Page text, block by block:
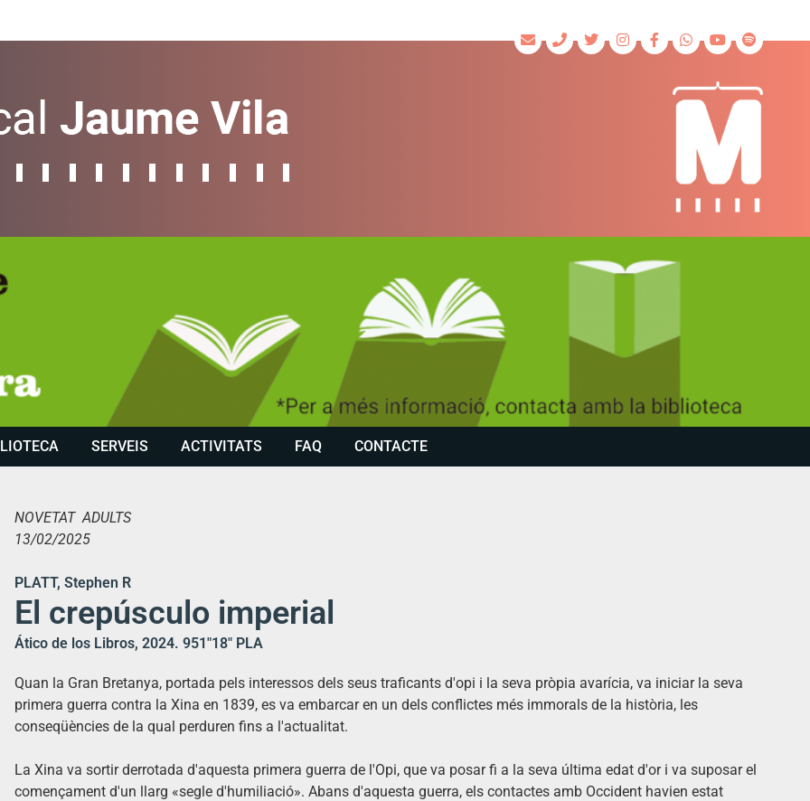
SERVEIS ACTIVITATS FAQ CONTACTE
NOVETAT ADULTS
13/02/2025
PLATT, Stephen R
El crepúsculo imperial
Ático de los Libros, 2024. 951″18″ PLA
Quan la Gran Bretanya, portada pels interessos dels seus traficants d'opi i la seva pròpia avarícia, va iniciar la seva
primera guerra contra la Xina en 1839, es va embarcar en un dels conflictes més immorals de la història, les
conseqüències de la qual perduren fins a l'actualitat.
La Xina va sortir derrotada d'aquesta primera guerra de l'Opi, que va posar fi a la seva última edat d'or i va suposar el
començament d'un llarg «segle d'humiliació». Abans d'aquesta guerra, els contactes amb Occident havien estat